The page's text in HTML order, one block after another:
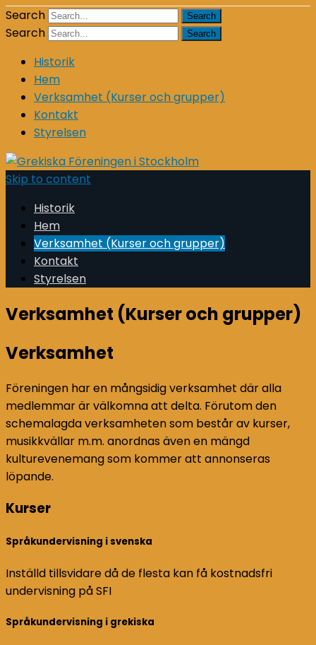
Search
Search
Historik
Hem
Verksamhet (Kurser och grupper)
Kontakt
Styrelsen
Skip to content
Historik
Hem
Verksamhet (Kurser och grupper)
Kontakt
Styrelsen
Verksamhet (Kurser och grupper)
Verksamhet
Föreningen har en mångsidig verksamhet där alla
medlemmar är välkomna att delta. Förutom den
schemalagda verksamheten som består av kurser,
musikkvällar m.m. anordnas även en mängd
kulturevenemang som kommer att annonseras
löpande.
Kurser
Språkundervisning i svenska
Inställd tillsvidare då de flesta kan få kostnadsfri
undervisning på SFI
Språkundervisning i grekiska